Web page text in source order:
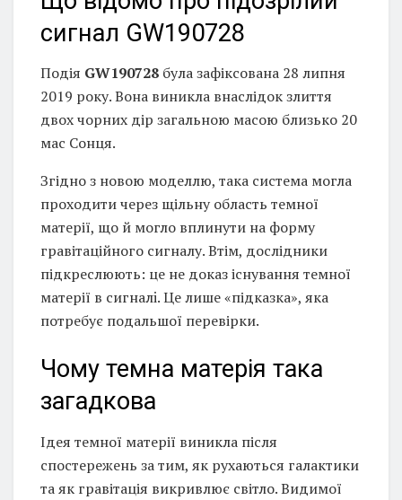
сигнал GW190728
Подія GW190728 була зафіксована 28 липня
2019 року. Вона виникла внаслідок злиття
двох чорних дір загальною масою близько 20
мас Сонця.
Згідно з новою моделлю, така система могла
проходити через щільну область темної
матерії, що й могло вплинути на форму
гравітаційного сигналу. Втім, дослідники
підкреслюють: це не доказ існування темної
матерії в сигналi. Це лише «підказка», яка
потребує подальшої перевірки.
Чому темна матерія така
загадкова
Ідея темної матерії виникла після
спостережень за тим, як рухаються галактики
та як гравітація викривлює світло. Видимої